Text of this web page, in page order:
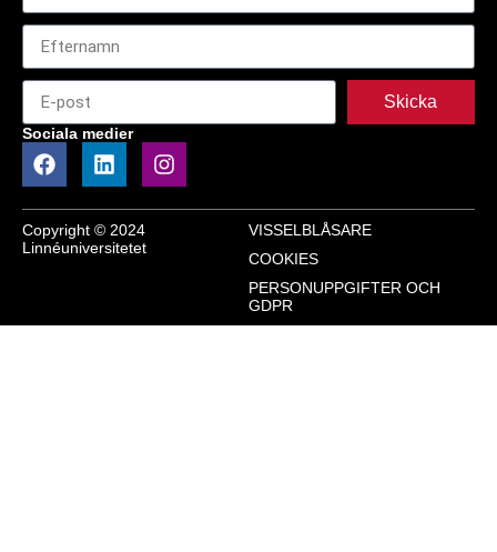
Skicka
Sociala medier
Copyright © 2024
Linnéuniversitetet
VISSELBLÅSARE
COOKIES
PERSONUPPGIFTER OCH
GDPR